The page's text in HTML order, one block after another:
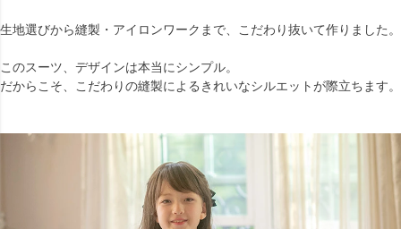
生地選びから縫製・アイロンワークまで、こだわり抜いて作りました。
このスーツ、デザインは本当にシンプル。
だからこそ、こだわりの縫製によるきれいなシルエットが際立ちます。